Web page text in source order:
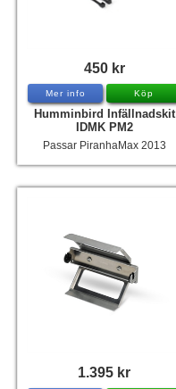
450 kr
Mer info Köp
Humminbird Infällnadskit
IDMK PM2
Passar PiranhaMax 2013
1.395 kr